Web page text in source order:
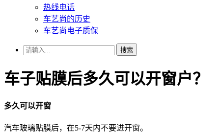
热线电话
车艺尚的历史
车艺尚电子质保
搜索
车子贴膜后多久可以开窗户？
多久可以开窗
汽车玻璃贴膜后，在5-7天内不要进开窗。